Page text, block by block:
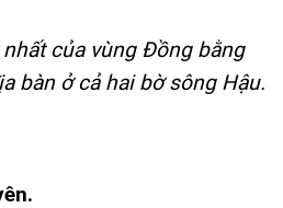
của vùng Đồng bằng
bàn ở cả hai bờsông Hậu.